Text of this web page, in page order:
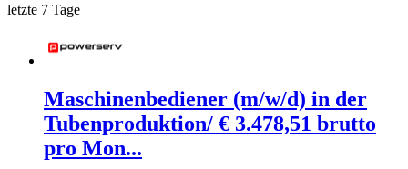
letzte 7 Tage
Maschinenbediener (m/w/d) in der
Tubenproduktion/ € 3.478,51 brutto
pro Mon...